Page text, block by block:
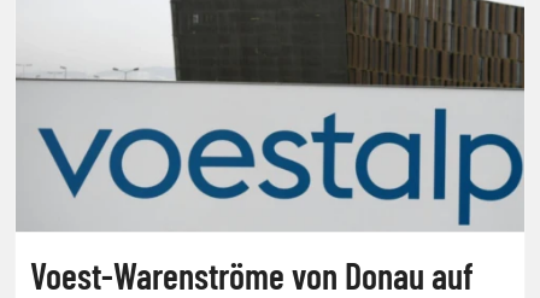
Voest-Warenströme von Donau auf